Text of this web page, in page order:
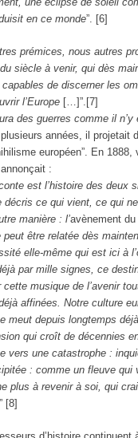
en ce monde”. [6]
prémices, nous autres
siècle à venir, qui dès
capables de discerner les
l’Europe […]”.[7]
des guerres comme il n’y
années, il projetait
européen”. En 1888,
:
est l’histoire des deux
décris ce qui vient, ce qui
manière : l’avènement
peut être relatée dès
elle-même qui est ici à
par mille signes, ce
cette musique de l’avenir
affinées. Notre culture
meut depuis longtemps
qui croît de décennies
vers une catastrophe :
: comme un fleuve qui
plus à revenir à soi, qui
” [8]